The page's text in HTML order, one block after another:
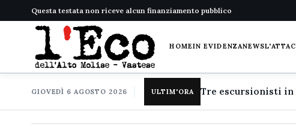
Questa testata non riceve alcun finanziamento pubblico
HOMEIN EVIDENZANEWS
GIOVEDÌ 6 AGOSTO 2026 ULTIM'ORA